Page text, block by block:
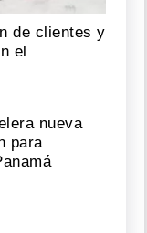
de clientes y
el
nueva
para